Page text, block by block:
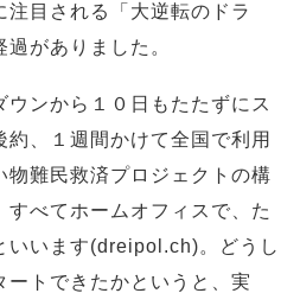
注目される「大逆転のドラ
がありました。
ウンから１０日もたたずにス
約、１週間かけて全国で利用
物難民救済プロジェクトの構
べてホームオフィスで、た
いいます(dreipol.ch)。どうし
ートできたかというと、実